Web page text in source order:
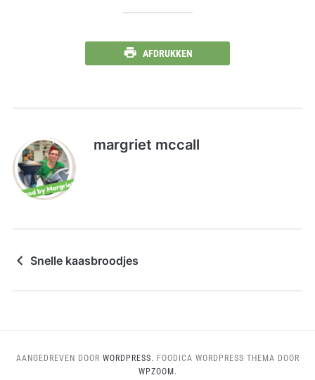
AFDRUKKEN
margriet mccall
Snelle kaasbroodjes
AANGEDREVEN DOOR WORDPRESS. FOODICA WORDPRESS THEMA DOOR
WPZOOM.